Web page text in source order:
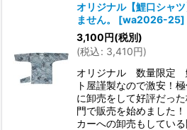
オリジナル【鯉口シャ
ません。
[wa2026-25]
3,100円(税別)
(税込: 3,410円)
オリジナル 数量限定
ト屋謹製なので激安！
に卸売をして好評だっ
門で販売を始めました
カーへの卸売もしてい